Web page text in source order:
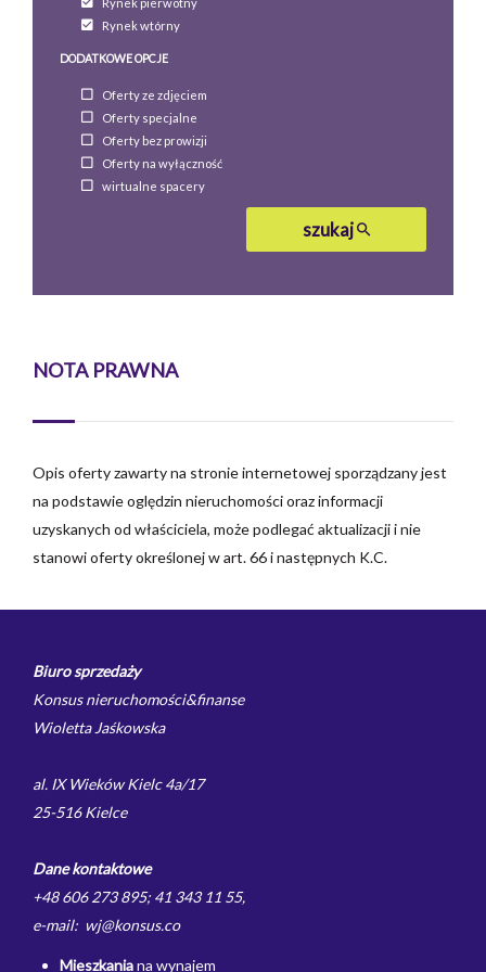
Rynek wtórny
DODATKOWE OPCJE
Oferty ze zdjęciem
Oferty specjalne
Oferty bez prowizji
Oferty na wyłączność
wirtualne spacery
szukaj
NOTA PRAWNA
Opis oferty zawarty na stronie internetowej sporządzany jest
na podstawie oględzin nieruchomości oraz informacji
uzyskanych od właściciela, może podlegać aktualizacji i nie
stanowi oferty określonej w art. 66 i następnych K.C.
Biuro sprzedaży
Konsus nieruchomości&finanse
Wioletta Jaśkowska
al. IX Wieków Kielc 4a/17
25-516 Kielce
Dane kontaktowe
+48 606 273 895; 41 343 11 55,
e-mail: wj@konsus.co
Mieszkaniana wynajem